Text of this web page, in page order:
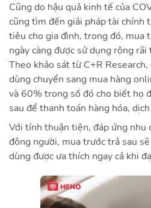
Cũng do hậu quả kinh tế của
cũng tìm đến giải pháp tài chính
tiêu cho gia đình, trong đó, mua
ngày càng được sử dụng rộng
Theo khảo sát từ C+R
dùng chuyển sang mua hàng
và 60% trong số đó cho biết họ
sau để thanh toán hàng hóa,
Với tính thuận tiện, đáp ứng nhu
đông người, mua trước trả sau
dùng được ưa thích ngay cả khi